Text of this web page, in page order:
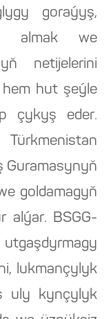
goraýyş,
almak we
netijelerini
hem hut şeýle
çykyş eder.
Guramasynyň
goldamagyň
alýar. BSGG-
lukmançylyk
uly kynçylyk